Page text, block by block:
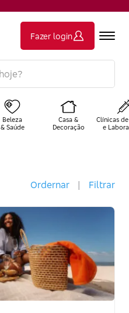
Fazer login
Beleza
& Saúde
Casa &
Decoração
Clínicas
e
Ordernar | Filtrar